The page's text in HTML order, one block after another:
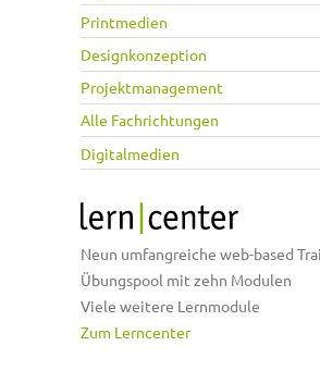
Printmedien
Designkonzeption
Projektmanagement
Alle Fachrichtungen
Digitalmedien
Neun umfangreiche web-based
Übungspool mit zehn Modulen
Viele weitere Lernmodule
Zum Lerncenter